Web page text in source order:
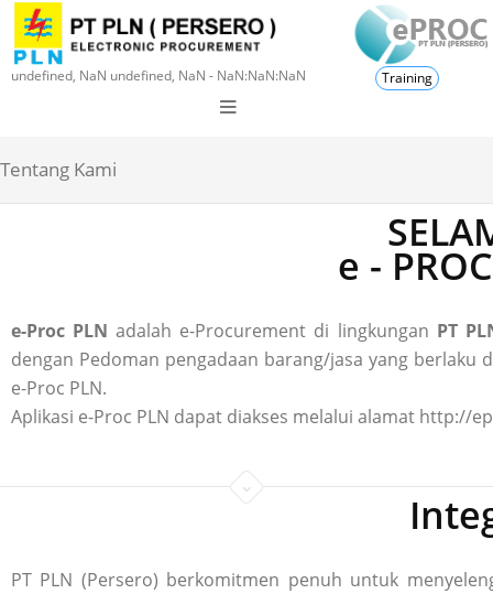
undefined, NaN undefined, NaN - NaN:NaN:NaN Training
Tentang Kami
e -
e-Proc PLN adalah e-Procurement di lingkungan PT
dengan Pedoman pengadaan barang/jasa yang berlaku
e-Proc PLN.
Aplikasi e-Proc PLN dapat diakses melalui alamat http://
PT PLN (Persero) berkomitmen penuh untuk